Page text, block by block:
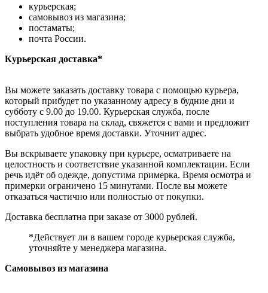
курьерская;
самовывоз из магазина;
постаматы;
почта России.
Курьерская доставка*
Вы можете заказать доставку товара с помощью курьера,
который прибудет по указанному адресу в будние дни и
субботу с 9.00 до 19.00. Курьерская служба, после
поступления товара на склад, свяжется с вами и предложит
выбрать удобное время доставки. Уточнит адрес.
Вы вскрываете упаковку при курьере, осматриваете на
целостность и соответствие указанной комплектации. Если
речь идёт об одежде, допустима примерка. Время осмотра и
примерки ограничено 15 минутами. После вы можете
отказаться частично или полностью от покупки.
Доставка бесплатна при заказе от 3000 рублей.
*Действует ли в вашем городе курьерская служба,
уточняйте у менеджера магазина.
Самовывоз из магазина